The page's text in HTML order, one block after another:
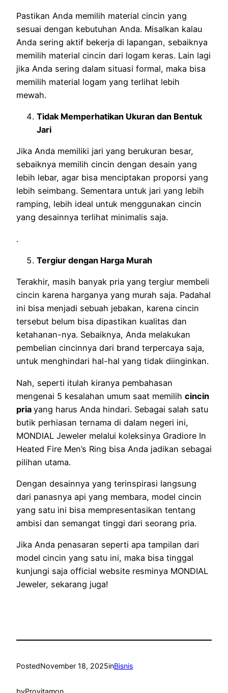
Pastikan Anda memilih material cincin yang
sesuai dengan kebutuhan Anda. Misalkan kalau
Anda sering aktif bekerja di lapangan, sebaiknya
memilih material cincin dari logam keras. Lain lagi
jika Anda sering dalam situasi formal, maka bisa
memilih material logam yang terlihat lebih
mewah.
Tidak Memperhatikan Ukuran dan Bentuk
Jari
Jika Anda memiliki jari yang berukuran besar,
sebaiknya memilih cincin dengan desain yang
lebih lebar, agar bisa menciptakan proporsi yang
lebih seimbang. Sementara untuk jari yang lebih
ramping, lebih ideal untuk menggunakan cincin
yang desainnya terlihat minimalis saja.
.
Tergiur dengan Harga Murah
Terakhir, masih banyak pria yang tergiur membeli
cincin karena harganya yang murah saja. Padahal
ini bisa menjadi sebuah jebakan, karena cincin
tersebut belum bisa dipastikan kualitas dan
ketahanan-nya. Sebaiknya, Anda melakukan
pembelian cincinnya dari brand terpercaya saja,
untuk menghindari hal-hal yang tidak diinginkan.
Nah, seperti itulah kiranya pembahasan
mengenai 5 kesalahan umum saat memilih cincin
pria yang harus Anda hindari. Sebagai salah satu
butik perhiasan ternama di dalam negeri ini,
MONDIAL Jeweler melalui koleksinya Gradiore In
Heated Fire Men’s Ring bisa Anda jadikan sebagai
pilihan utama.
Dengan desainnya yang terinspirasi langsung
dari panasnya api yang membara, model cincin
yang satu ini bisa mempresentasikan tentang
ambisi dan semangat tinggi dari seorang pria.
Jika Anda penasaran seperti apa tampilan dari
model cincin yang satu ini, maka bisa tinggal
kunjungi saja official website resminya MONDIAL
Jeweler, sekarang juga!
PostedNovember 18, 2025inBisnis